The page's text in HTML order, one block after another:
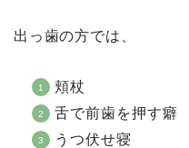
出っ歯の方では、
頬杖
舌で前歯を押す癖
うつ伏せ寝